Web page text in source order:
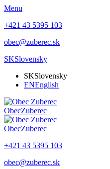
Menu
+421 43 5395 103
obec@zuberec.sk
SKSlovensky
SKSlovensky
ENEnglish
ObecZuberec
ObecZuberec
+421 43 5395 103
obec@zuberec.sk